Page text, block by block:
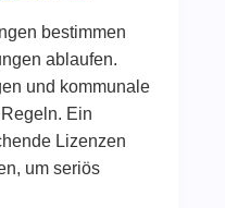
bestimmen
ablaufen.
und kommunale
Ein
Lizenzen
um seriös